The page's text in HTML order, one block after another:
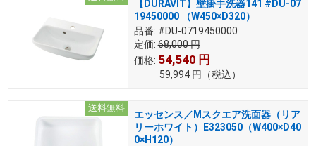
【DURAVIT】壁掛手洗器141 #DU-07
19450000 （W450×D320）
品番: #DU-0719450000
定価: 68,000円
価格: 54,540 円
59,994 円 （税込）
送料無料
エッセンス／Mスクエア洗面器（リア
リーホワイト）E323050（W400×D40
0×H120）